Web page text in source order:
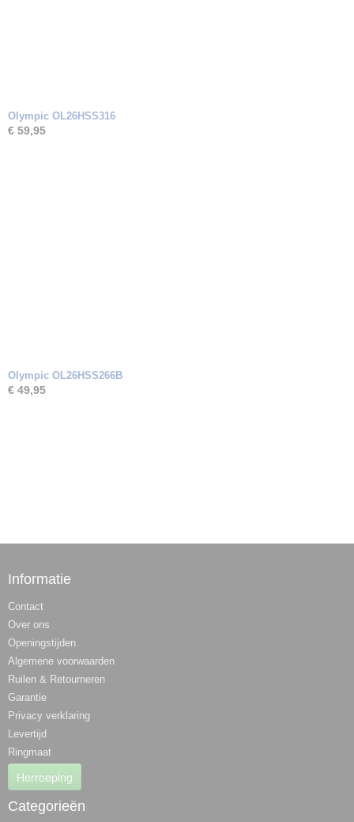
Olympic OL26HSS316
€ 59,95
Olympic OL26HSS266B
€ 49,95
Informatie
Contact
Over ons
Openingstijden
Algemene voorwaarden
Ruilen & Retourneren
Garantie
Privacy verklaring
Levertijd
Ringmaat
Herroeping
Categorieën